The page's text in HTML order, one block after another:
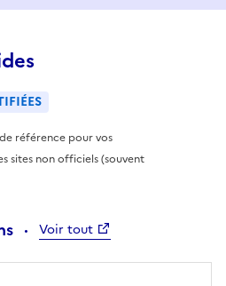
référence pour vos
sites non officiels (souvent
Voir tout